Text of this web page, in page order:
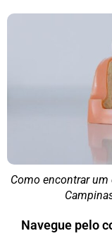
Como encontrar
Navegue pelo